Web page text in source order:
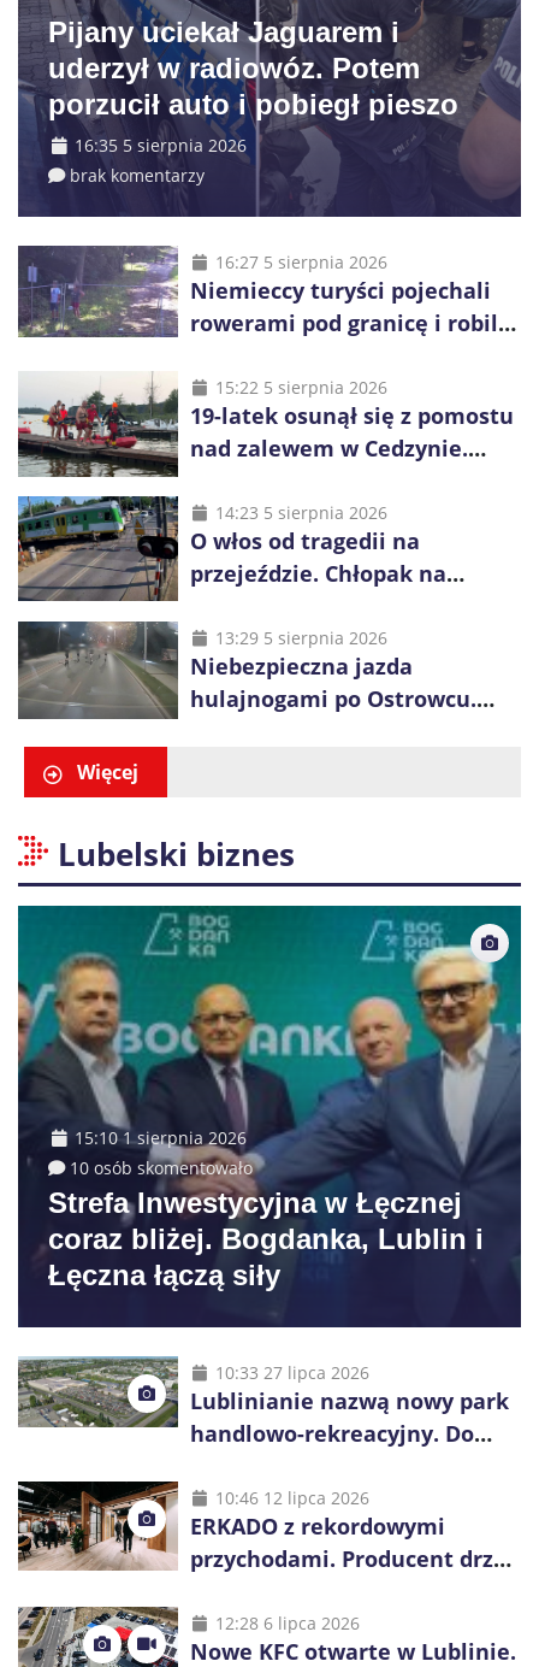
Pijany uciekał Jaguarem i
uderzył w radiowóz. Potem
porzucił auto i pobiegł pieszo
16:35 5 sierpnia 2026
brak komentarzy
16:27 5 sierpnia 2026
Niemieccy turyści pojechali
rowerami pod granicę i robili
15:22 5 sierpnia 2026
19-latek osunął się z pomostu
nad zalewem w Cedzynie.
życie14:23 5 sierpnia 2026
O włos od tragedii na
przejeździe. Chłopak na
nadjeżdżający pociąg
13:29 5 sierpnia 2026
Niebezpieczna jazda
hulajnogami po Ostrowcu.
Więcej
Lubelski biznes
15:10 1 sierpnia 2026
10 osób skomentowało
Strefa Inwestycyjna w Łęcznej
coraz bliżej. Bogdanka, Lublin i
Łęczna łączą siły
10:33 27 lipca 2026
Lublinianie nazwą nowy park
handlowo-rekreacyjny. Do
10:46 12 lipca 2026
ERKADO z rekordowymi
przychodami. Producent drzwi
inwestycje
12:28 6 lipca 2026
Nowe KFC otwarte w Lublinie.